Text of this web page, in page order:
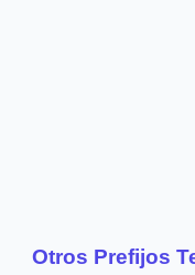
Otros Prefijos